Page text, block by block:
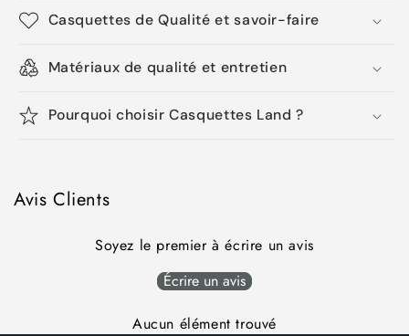
Casquettes de Qualité et savoir-faire
Matériaux de qualité et entretien
Pourquoi choisir Casquettes Land ?
Avis Clients
Soyez le premier à écrire un avis
Écrire un avis
Aucun élément trouvé